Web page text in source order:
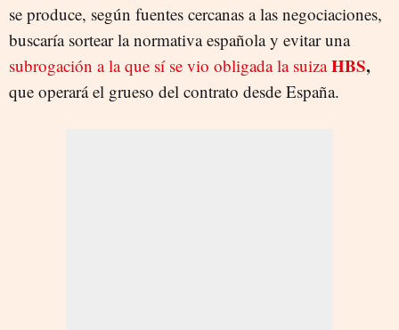
se produce, según fuentes cercanas a las negociaciones,
buscaría sortear la normativa española y evitar una
subrogación a la que sí se vio obligada la suizaHBS,
que operará el grueso del contrato desde España.